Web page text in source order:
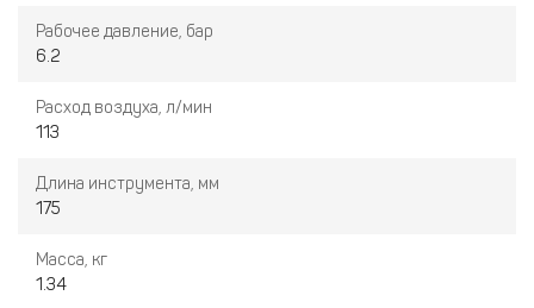
Рабочее давление, бар
6.2
Расход воздуха, л/мин
113
Длина инструмента, мм
175
Масса, кг
1.34